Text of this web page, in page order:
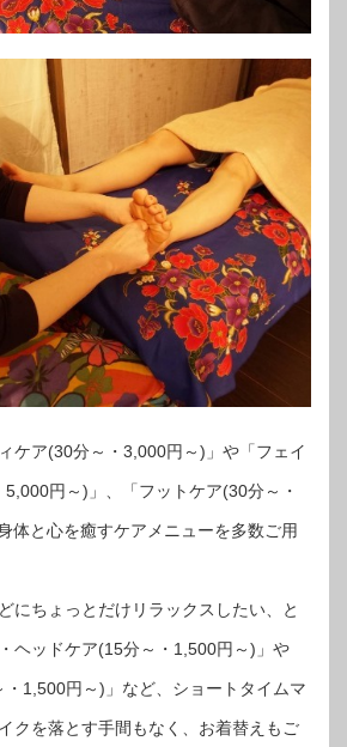
ケア(30分～・3,000円～)」や「フェイ
円～)」、「フットケア(30分～・
体と心を癒すケアメニューを多数ご用
にちょっとだけリラックスしたい、と
ヘッドケア(15分～・1,500円～)」や
・1,500円～)」など、ショートタイムマ
クを落とす手間もなく、お着替えもご